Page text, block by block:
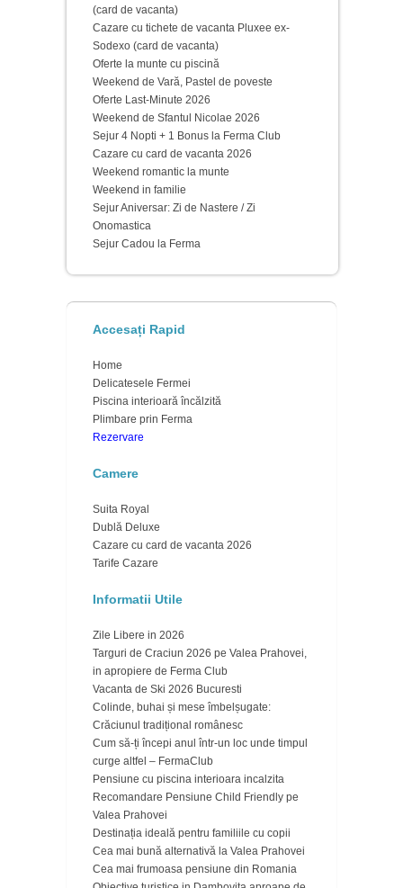
(card de vacanta)
Cazare cu tichete de vacanta Pluxee ex-
Sodexo (card de vacanta)
Oferte la munte cu piscină
Weekend de Vară, Pastel de poveste
Oferte Last-Minute 2026
Weekend de Sfantul Nicolae 2026
Sejur 4 Nopti + 1 Bonus la Ferma Club
Cazare cu card de vacanta 2026
Weekend romantic la munte
Weekend in familie
Sejur Aniversar: Zi de Nastere / Zi
Onomastica
Sejur Cadou la Ferma
Accesați Rapid
Home
Delicatesele Fermei
Piscina interioară încălzită
Plimbare prin Ferma
Rezervare
Camere
Suita Royal
Dublă Deluxe
Cazare cu card de vacanta 2026
Tarife Cazare
Informatii Utile
Zile Libere in 2026
Targuri de Craciun 2026 pe Valea Prahovei,
in apropiere de Ferma Club
Vacanta de Ski 2026 Bucuresti
Colinde, buhai și mese îmbelșugate:
Crăciunul tradițional românesc
Cum să-ți începi anul într-un loc unde timpul
curge altfel – FermaClub
Pensiune cu piscina interioara incalzita
Recomandare Pensiune Child Friendly pe
Valea Prahovei
Destinația ideală pentru familiile cu copii
Cea mai bună alternativă la Valea Prahovei
Cea mai frumoasa pensiune din Romania